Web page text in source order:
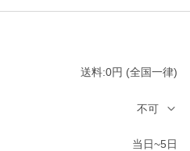
送料:0円 (全国一律)
不可
当日~5日